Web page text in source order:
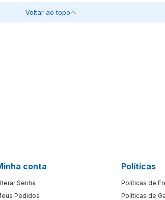
Voltar ao topo
conta
Senha
Pedidos
Políticas
Políticas de
Políticas de